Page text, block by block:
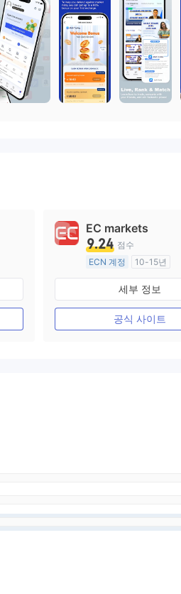
EC markets
9.24 점수
ECN 계정
10-15년
호주 규제
외환 거래 라이선스 (MM)
마스터 레이블 MT4
세부 정보
공식 사이트